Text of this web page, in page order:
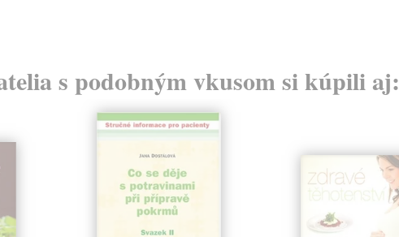
s podobným vkusom si kúpili aj: